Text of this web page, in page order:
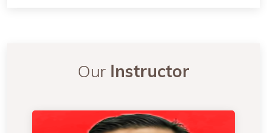
Our Instructor